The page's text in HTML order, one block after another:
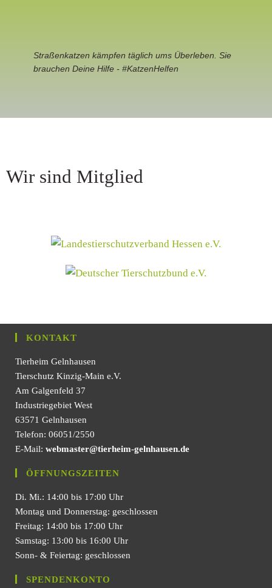
Straßenkatzen kämpfen täglich ums Überleben. Sie
brauchen Deine Hilfe - #KatzenHelfen
Wir sind Mitglied
KONTAKT
Tierheim Gelnhausen
Tierschutz Kinzig-Main e.V.
Am Galgenfeld 37
Industriegebiet West
63571 Gelnhausen
Telefon: 06051/2550
E-Mail: webmaster@tierheim-gelnhausen.de
ÖFFNUNGSZEITEN
Di. Mi.: 14:00 bis 17:00 Uhr
Montag und Donnerstag: geschlossen
Freitag: 14:00 bis 17:00 Uhr
Samstag: 13:00 bis 16:00 Uhr
Sonn- & Feiertag: geschlossen
SPENDENKONTO